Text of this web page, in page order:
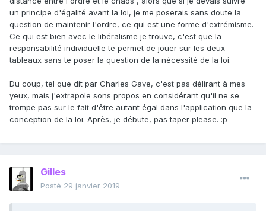
un principe d'égalité avant la loi, je me poserais sans doute la
question de maintenir l'ordre, ce qui est une forme d'extrémisme.
Ce qui est bien avec le libéralisme je trouve, c'est que la
responsabilité individuelle te permet de jouer sur les deux
tableaux sans te poser la question de la nécessité de la loi.
Du coup, tel que dit par Charles Gave, c'est pas délirant à mes
yeux, mais j'extrapole sons propos en considérant qu'il ne se
trompe pas sur le fait d'être autant égal dans l'application que la
conception de la loi. Après, je débute, pas taper please. :p
Gilles
Posté 29 janvier 2019